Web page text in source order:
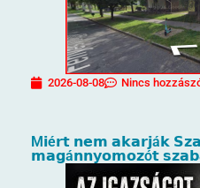
2026-08-08 Nincs
M𝗶é𝗿𝘁 𝗻𝗲𝗺 𝗮𝗸𝗮𝗿𝗷á𝗸
𝗺𝗮𝗴á𝗻𝗻𝘆𝗼𝗺𝗼𝘇ó𝘁